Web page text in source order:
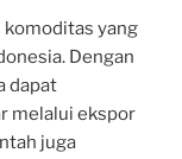
komoditas yang
Dengan
dapat
melalui ekspor
juga